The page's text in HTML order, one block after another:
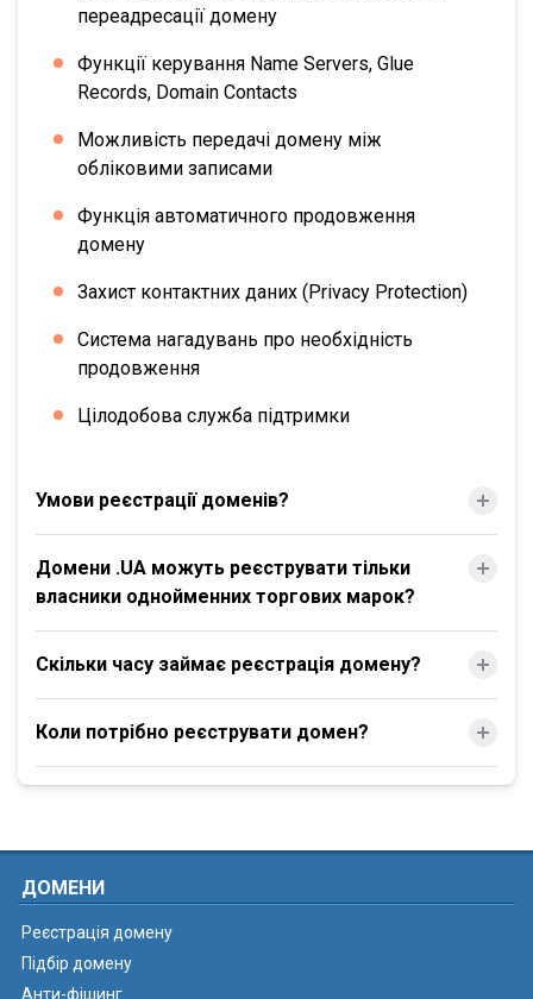
переадресації домену
Функції керування Name Servers, Glue
Records, Domain Contacts
Можливість передачі домену між
обліковими записами
Функція автоматичного продовження
домену
Захист контактних даних (Privacy Protection)
Система нагадувань про необхідність
продовження
Цілодобова служба підтримки
Умови реєстрації доменів?
Домени .UA можуть реєструвати тільки
власники однойменних торгових марок?
Скільки часу займає реєстрація домену?
Коли потрібно реєструвати домен?
ДОМЕНИ
Реєстрація домену
Підбір домену
Анти-фішинг